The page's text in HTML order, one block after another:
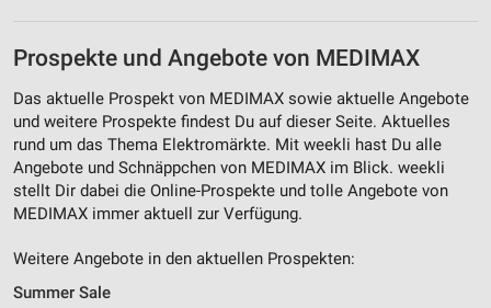
Prospekte und Angebote von MEDIMAX
Das aktuelle Prospekt von MEDIMAX sowie aktuelle Angebote
und weitere Prospekte findest Du auf dieser Seite. Aktuelles
rund um das Thema Elektromärkte. Mit weekli hast Du alle
Angebote und Schnäppchen von MEDIMAX im Blick. weekli
stellt Dir dabei die Online-Prospekte und tolle Angebote von
MEDIMAX immer aktuell zur Verfügung.
Weitere Angebote in den aktuellen Prospekten:
Summer Sale